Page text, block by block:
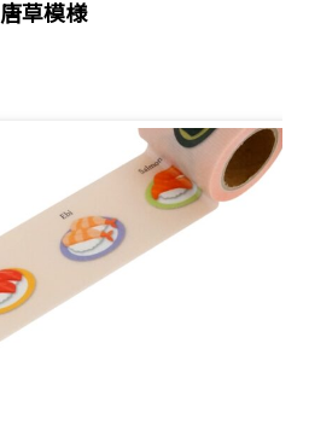
唐草模様